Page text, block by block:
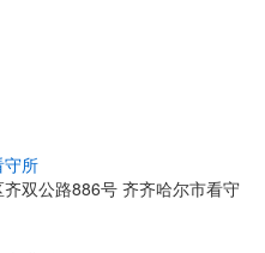
守所
双公路886号 齐齐哈尔市看守